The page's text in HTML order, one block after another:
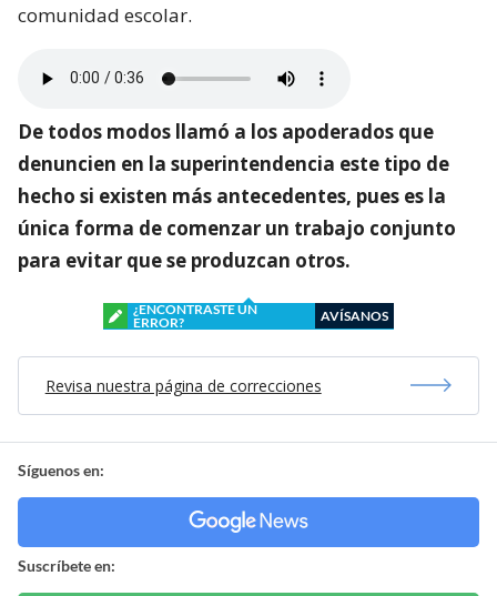
comunidad escolar.
De todos modos llamó a los apoderados que
denuncien en la superintendencia este tipo de
hecho si existen más antecedentes, pues es la
única forma de comenzar un trabajo conjunto
para evitar que se produzcan otros.
¿ENCONTRASTE UN
ERROR?
AVÍSANOS
Revisa nuestra página de correcciones
Síguenos en:
Suscríbete en: